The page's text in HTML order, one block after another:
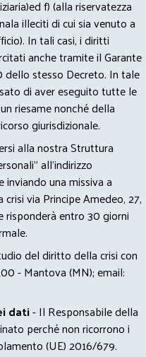
f) (alla riservatezza
illeciti di cui sia venuto a
In tali casi, i diritti
anche tramite il Garante
dello stesso Decreto. In tale
di aver eseguito tutte le
riesame nonché della
giurisdizionale.
alla nostra Struttura
all'indirizzo
inviando una missiva a
via Principe Amedeo, 27,
entro 30 giorni
del diritto della crisi con
- Mantova (MN); email:
dati- Il Responsabile della
perché non ricorrono i
(UE) 2016/679.